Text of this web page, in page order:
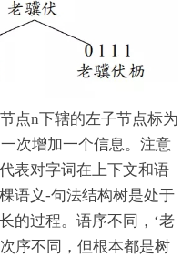
n下辖的左子节点标为
次增加一个信息。注意
表对字词在上下文和语
语义-句法结构树是处于
的过程。语序不同，‘老
序不同，但根本都是树